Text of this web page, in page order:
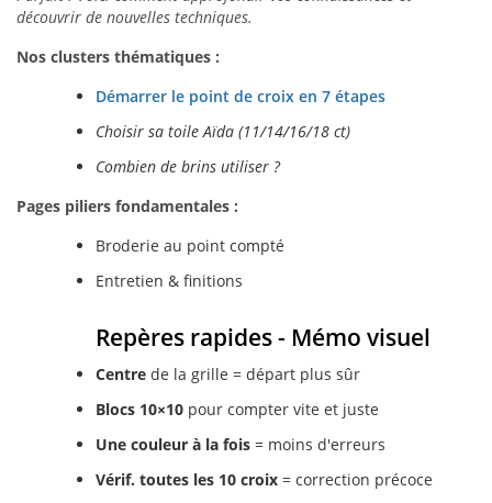
découvrir de nouvelles techniques.
Nos clusters thématiques :
Démarrer le point de croix en 7 étapes
Choisir sa toile Aïda (11/14/16/18 ct)
Combien de brins utiliser ?
Pages piliers fondamentales :
Broderie au point compté
Entretien & finitions
Repères rapides - Mémo visuel
Centre de la grille = départ plus sûr
Blocs 10×10 pour compter vite et juste
Une couleur à la fois = moins d'erreurs
Vérif. toutes les 10 croix = correction précoce